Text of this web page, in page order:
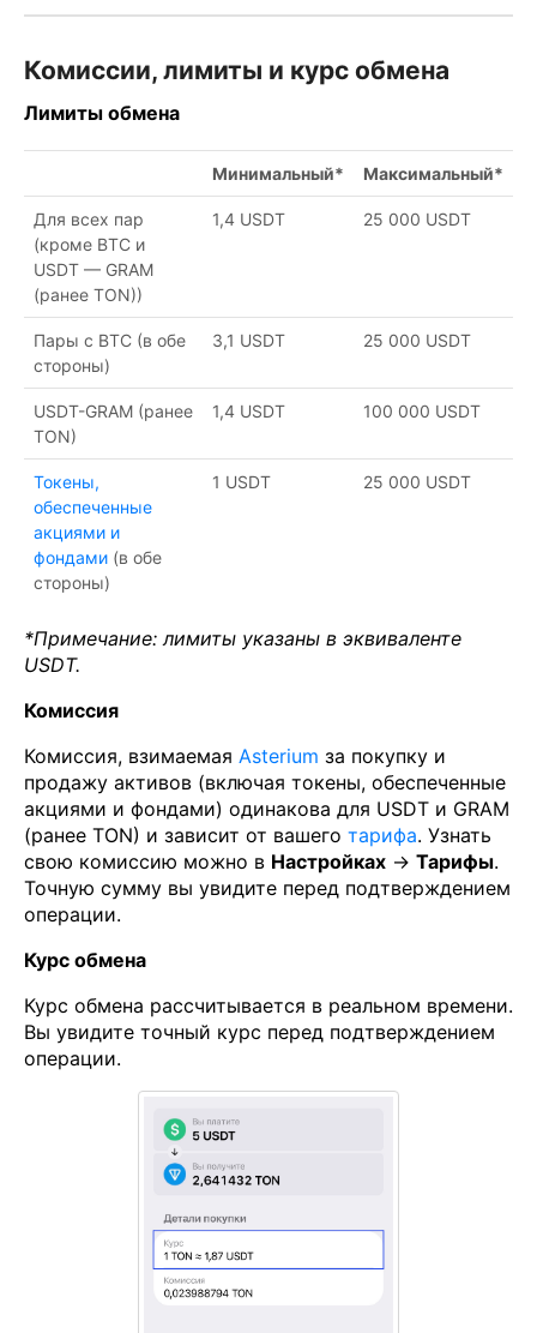
Комиссии, лимиты и курс обмена
Лимиты обмена
Минимальный* Максимальный*
Для всех пар
(кроме BTC и
USDT — GRAM
(ранее TON))
1,4 USDT 25 000 USDT
Пары с BTC (в обе
стороны)
3,1 USDT 25 000 USDT
USDT-GRAM (ранее
TON)
1,4 USDT 100 000 USDT
Токены,
обеспеченные
акциями и
фондами (в обе
стороны)
1 USDT 25 000 USDT
*Примечание: лимиты указаны в эквиваленте
USDT.
Комиссия
Комиссия, взимаемая Asterium за покупку и
продажу активов (включая токены, обеспеченные
акциями и фондами) одинакова для USDT и GRAM
(ранее TON) и зависит от вашего тарифа. Узнать
свою комиссию можно в Настройках → Тарифы.
Точную сумму вы увидите перед подтверждением
операции.
Курс обмена
Курс обмена рассчитывается в реальном времени.
Вы увидите точный курс перед подтверждением
операции.